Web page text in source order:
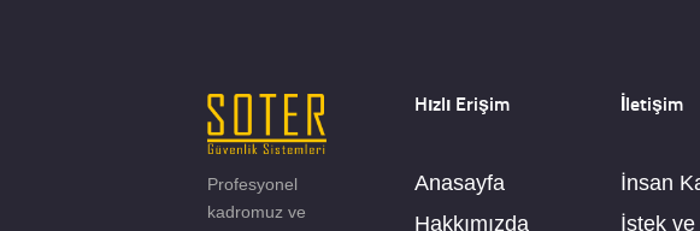
Profesyonel
kadromuz ve
Hızlı Erişim
Anasayfa
Hakkımızda
İletişim
İnsan
İstek